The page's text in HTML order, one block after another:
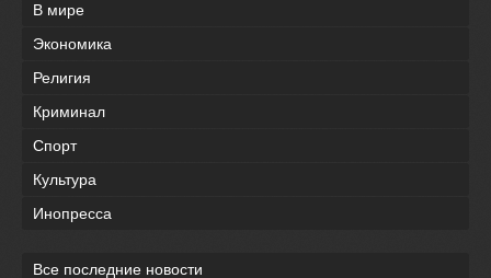
В мире
Экономика
Религия
Криминал
Спорт
Культура
Инопресса
Все последние новости